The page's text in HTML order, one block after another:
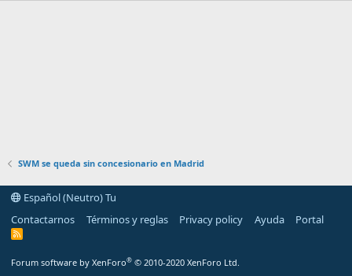
SWM se queda sin concesionario en Madrid
Español (Neutro) Tu
Contactarnos
Términos y reglas Privacy policy Ayuda Portal
R
Forum software by XenForo® © 2010-2020 XenForo Ltd.